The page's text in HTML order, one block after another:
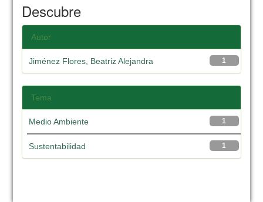
Descubre
Autor
1
Jiménez Flores, Beatriz Alejandra
Tema
1
Medio Ambiente
1
Sustentabilidad